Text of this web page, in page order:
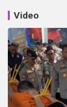
Video